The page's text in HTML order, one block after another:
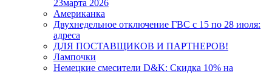
23марта 2026
Американка
Двухнедельное отключение ГВС с 15 по 28 июля:
адреса
ДЛЯ ПОСТАВЩИКОВ И ПАРТНЕРОВ!
Лампочки
Немецкие смесители D&K: Скидка 10% на